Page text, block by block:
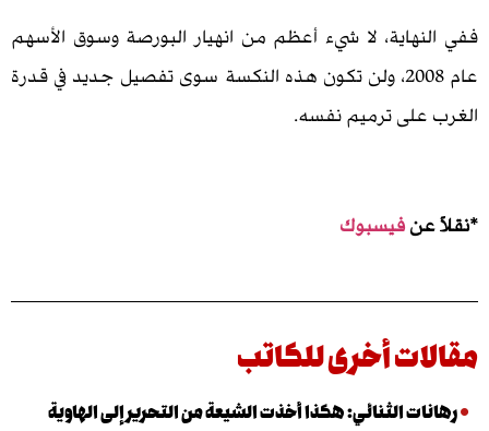
لا شيء أعظم من انهيار البورصة وسوق الأسهم
عام 2008، ولن تكون هذه النكسة سوى تفصيل جديد في قدرة
ترميم نفسه.
فيسبوك
أخرى للكاتب
الثنائي: هكذا أخذت الشيعة من التحرير إلى الهاوية